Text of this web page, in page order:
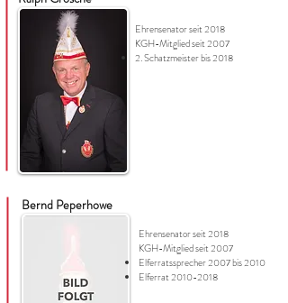
Ehrensenator seit 2018
KGH-Mitglied seit 2007
2. Schatzmeister bis 2018
Bernd Peperhowe
Ehrensenator seit 2018
KGH-Mitglied seit 2007
Elferratssprecher 2007 bis 2010
Elferrat2010-2018